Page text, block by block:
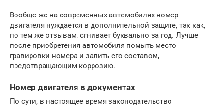
Вообще же на современных автомобилях номер
двигателя нуждается в дополнительной защите, так как,
по тем же отзывам, сгнивает буквально за год. Лучше
после приобретения автомобиля помыть место
гравировки номера и залить его составом,
предотвращающим коррозию.
Номер двигателя в документах
По сути, в настоящее время законодательство